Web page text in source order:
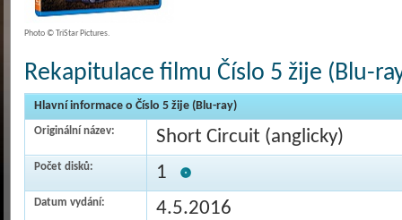
Photo © TriStar Pictures.
Rekapitulace filmu Číslo 5 žije (Blu-
Hlavní informace o Číslo 5 žije (Blu-ray)
Originální název: Short Circuit (anglicky)
Počet disků: 1
Datum vydání: 4.5.2016